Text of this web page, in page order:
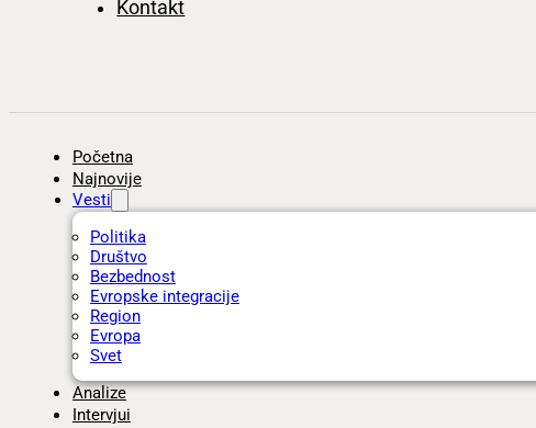
Kontakt
Početna
Najnovije
Vesti
Politika
Društvo
Bezbednost
Evropske integracije
Region
Evropa
Svet
Analize
Intervjui